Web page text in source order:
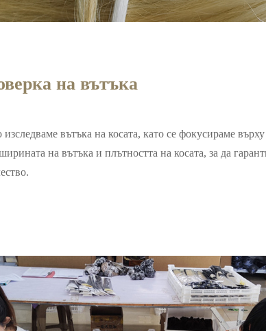
на вътъка
вътъка на косата, като се фокусираме върху
на вътъка и плътността на косата, за да